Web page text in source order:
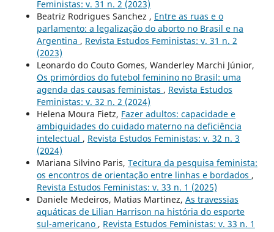
Feministas: v. 31 n. 2 (2023)
Beatriz Rodrigues Sanchez , Entre as ruas e o
parlamento: a legalização do aborto no Brasil e na
Argentina , Revista Estudos Feministas: v. 31 n. 2
(2023)
Leonardo do Couto Gomes, Wanderley Marchi Júnior,
Os primórdios do futebol feminino no Brasil: uma
agenda das causas feministas , Revista Estudos
Feministas: v. 32 n. 2 (2024)
Helena Moura Fietz, Fazer adultos: capacidade e
ambiguidades do cuidado materno na deficiência
intelectual , Revista Estudos Feministas: v. 32 n. 3
(2024)
Mariana Silvino Paris, Tecitura da pesquisa feminista:
os encontros de orientação entre linhas e bordados ,
Revista Estudos Feministas: v. 33 n. 1 (2025)
Daniele Medeiros, Matias Martinez, As travessias
aquáticas de Lilian Harrison na história do esporte
sul-americano , Revista Estudos Feministas: v. 33 n. 1